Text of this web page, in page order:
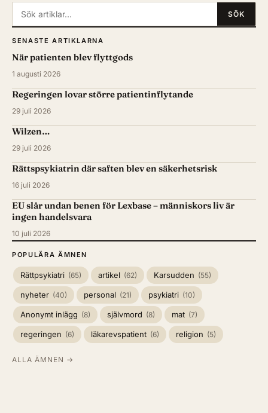
Sök: SÖK
SENASTE ARTIKLARNA
När patienten blev flyttgods
1 augusti 2026
Regeringen lovar större patientinflytande
29 juli 2026
Wilzen…
29 juli 2026
Rättspsykiatrin där saften blev en säkerhetsrisk
16 juli 2026
EU slår undan benen för Lexbase – människors liv är
ingen handelsvara
10 juli 2026
POPULÄRA ÄMNEN
Rättpsykiatri (65) artikel (62) Karsudden (55)
nyheter (40) personal (21) psykiatri (10)
Anonymt inlägg (8) självmord (8) mat (7)
regeringen (6) läkarevspatient (6) religion (5)
ALLA ÄMNEN →